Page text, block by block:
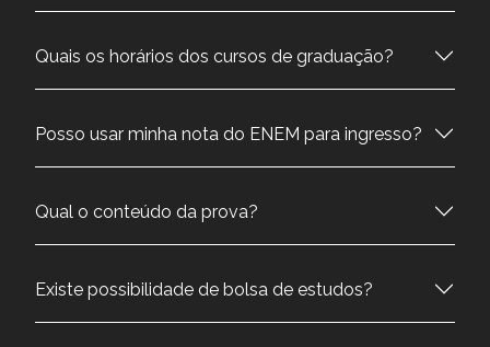
Quais os horários dos cursos de graduação?
Posso usar minha nota do ENEM para ingresso?
Qual o conteúdo da prova?
Existe possibilidade de bolsa de estudos?